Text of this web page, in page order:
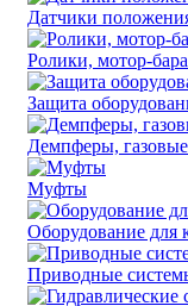
Датчики
Ролики, мотор-
Защита
Демпферы,
Муфты
Оборудование для
Приводные